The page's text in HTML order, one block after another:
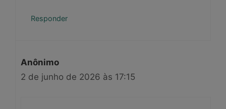
Responder
Anônimo
2 de junho de 2026 às 17:15